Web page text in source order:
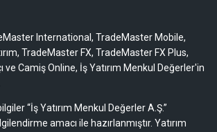
International, TradeMaster Mobile,
TradeMaster FX, TradeMaster FX Plus,
ve Camiş Online, İş Yatırım Menkul Değerler'in
“İş Yatırım Menkul Değerler A.Ş.”
amacı ile hazırlanmıştır. Yatırım